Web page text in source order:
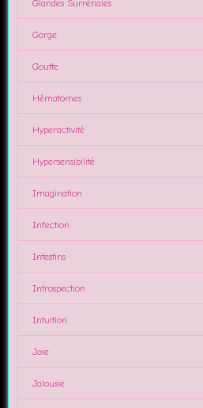
Glandes Surrénales
Gorge
Goutte
Hématomes
Hyperactivité
Hypersensibilité
Imagination
Infection
Intestins
Introspection
Intuition
Joie
Jalousie